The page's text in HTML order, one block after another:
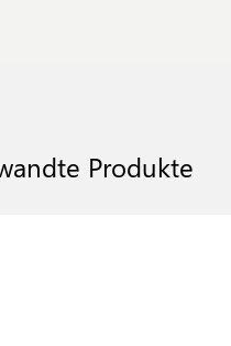
Produkte